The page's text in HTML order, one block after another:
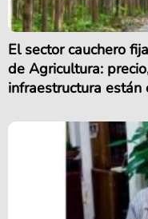
El sector cauchero
de Agricultura:
infraestructura están